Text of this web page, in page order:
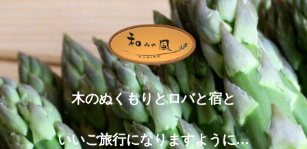
木のぬくもりとロバと宿と
いいご旅行になりますように…